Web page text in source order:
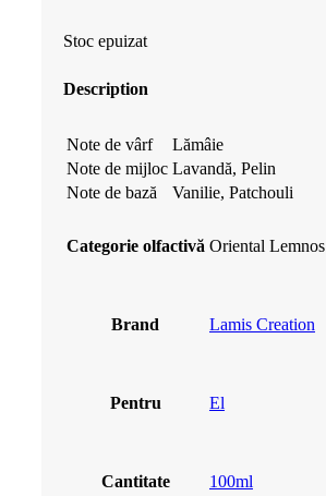
fost:
44.99 lei.
Stoc epuizat
Description
Note de vârf
Lămâie
Note de mijloc Lavandă, Pelin
Note de bază
Vanilie, Patchouli
Categorie olfactivă Oriental Lemnos
Brand Lamis Creation
Pentru El
Cantitate 100ml